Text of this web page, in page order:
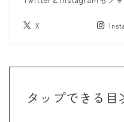
X
タップできる目